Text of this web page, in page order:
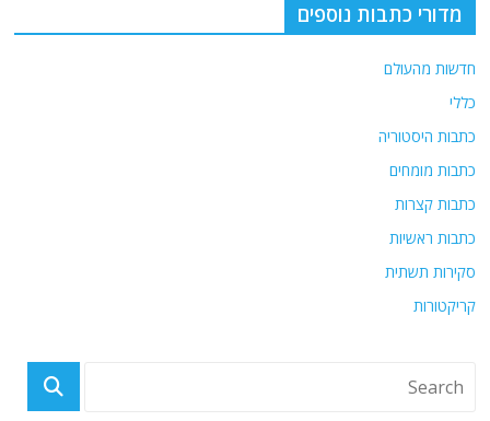
מדורי כתבות נוספים
חדשות מהעולם
כללי
כתבות היסטוריה
כתבות מומחים
כתבות קצרות
כתבות ראשיות
סקירות תשתית
קריקטורות